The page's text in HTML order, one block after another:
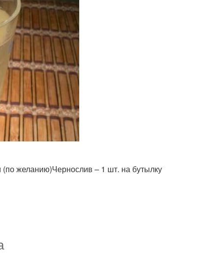
желанию)Чернослив – 1 шт. на бутылку